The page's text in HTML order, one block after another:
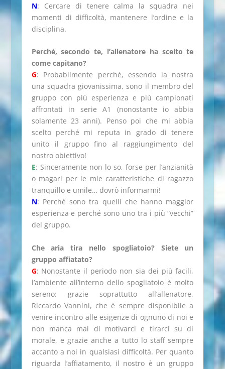
N: Cercare di tenere calma la squadra nei
momenti di difficoltà, mantenere l’ordine e la
disciplina.
Perché, secondo te, l’allenatore ha scelto te
come capitano?
G: Probabilmente perché, essendo la nostra
una squadra giovanissima, sono il membro del
gruppo con più esperienza e più campionati
affrontati in serie A1 (nonostante io abbia
solamente 23 anni). Penso poi che mi abbia
scelto perché mi reputa in grado di tenere
unito il gruppo fino al raggiungimento del
nostro obiettivo!
E: Sinceramente non lo so, forse per l’anzianità
o magari per le mie caratteristiche di ragazzo
tranquillo e umile… dovrò informarmi!
N: Perché sono tra quelli che hanno maggior
esperienza e perché sono uno tra i più “vecchi”
del gruppo.
Che aria tira nello spogliatoio? Siete un
gruppo affiatato?
G: Nonostante il periodo non sia dei più facili,
l’ambiente all’interno dello spogliatoio è molto
sereno: grazie soprattutto all’allenatore,
Riccardo Vannini, che è sempre disponibile a
venire incontro alle esigenze di ognuno di noi e
non manca mai di motivarci e tirarci su di
morale, e grazie anche a tutto lo staff sempre
accanto a noi in qualsiasi difficoltà. Per quanto
riguarda l’affiatamento, il nostro è un gruppo